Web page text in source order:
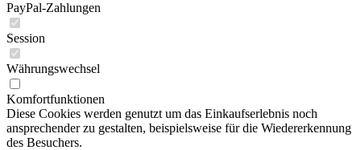
PayPal-Zahlungen
Session
Währungswechsel
Komfortfunktionen
Diese Cookies werden genutzt um das Einkaufserlebnis noch
ansprechender zu gestalten, beispielsweise für die Wiedererkennung
des Besuchers.